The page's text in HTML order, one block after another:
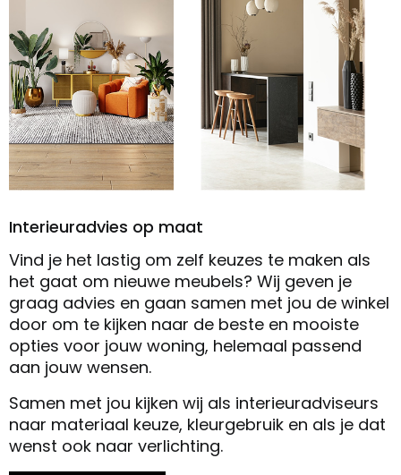
Interieuradvies op maat
Vind je het lastig om zelf keuzes te maken als
het gaat om nieuwe meubels? Wij geven je
graag advies en gaan samen met jou de winkel
door om te kijken naar de beste en mooiste
opties voor jouw woning, helemaal passend
aan jouw wensen.
Samen met jou kijken wij als interieuradviseurs
naar materiaal keuze, kleurgebruik en als je dat
wenst ook naar verlichting.